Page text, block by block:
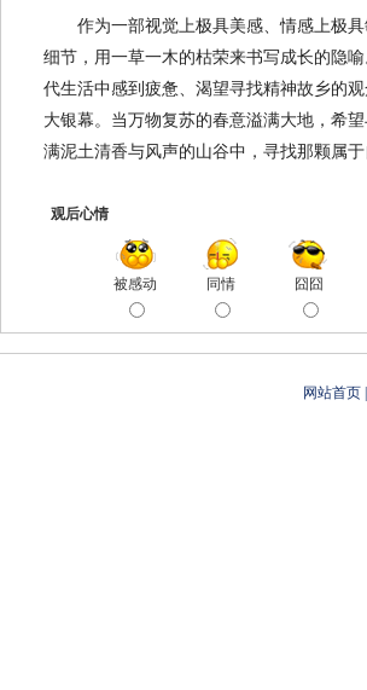
作为一部视觉上极具美感、情感上极
细节，用一草一木的枯荣来书写成长的隐
代生活中感到疲惫、渴望寻找精神故乡的
大银幕。当万物复苏的春意溢满大地，希
满泥土清香与风声的山谷中，寻找那颗属于
观后心情
被感动 同情 囧囧
网站首页